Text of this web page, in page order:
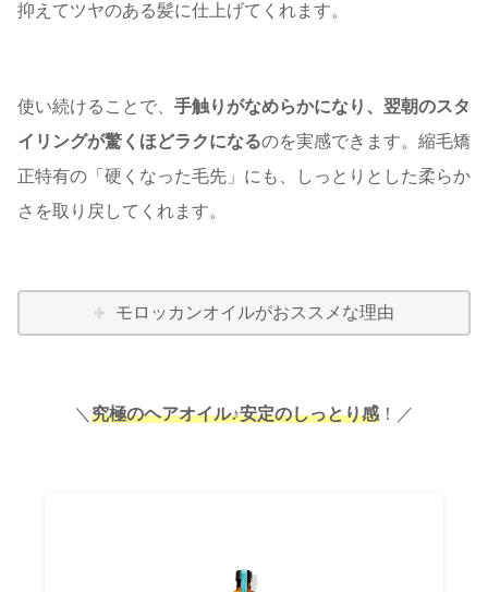
抑えてツヤのある髪に仕上げてくれます。
使い続けることで、 手触りがなめらかになり、翌朝のスタ
イリングが驚くほどラクになるのを実感できます。縮毛矯
正特有の「硬くなった毛先」にも、しっとりとした柔らか
さを取り戻してくれます。
モロッカンオイルがおススメな理由
＼ 究極のヘアオイル♪安定のしっとり感 ！／